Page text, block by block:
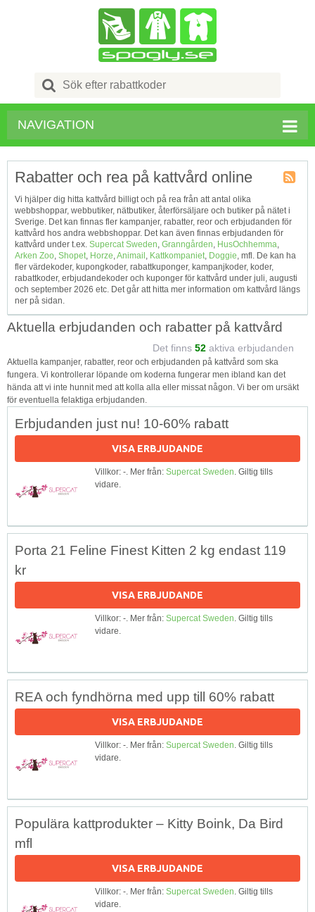
Search
for:
NAVIGATION
Tagg
RSS
Rabatter och rea på kattvård online
Vi hjälper dig hitta kattvård billigt och på rea från att antal olika
webbshoppar, webbutiker, nätbutiker, återförsäljare och butiker på nätet i
Sverige. Det kan finnas fler kampanjer, rabatter, reor och erbjudanden för
kattvård hos andra webbshoppar. Det kan även finnas erbjudanden för
kattvård under t.ex. Supercat Sweden, Granngården, HusOchhemma,
Arken Zoo, Shopet, Horze,Animail , Kattkompaniet, Doggie, mfl. De kan ha
fler värdekoder, kupongkoder, rabattkuponger, kampanjkoder, koder,
rabattkoder, erbjudandekoder och kuponger för kattvård under juli, augusti
och september 2026 etc. Det går att hitta mer information om kattvård längs
ner på sidan.
Aktuella erbjudanden och rabatter på kattvård
Det finns 52 aktiva erbjudanden
Aktuella kampanjer, rabatter, reor och erbjudanden på kattvård som ska
fungera. Vi kontrollerar löpande om koderna fungerar men ibland kan det
hända att vi inte hunnit med att kolla alla eller missat någon. Vi ber om ursäkt
för eventuella felaktiga erbjudanden.
Erbjudanden just nu! 10-60% rabatt
VISA ERBJUDANDE
Villkor: -. Mer från: Supercat Sweden. Giltig tills
vidare.
Porta 21 Feline Finest Kitten 2 kg endast 119
kr
VISA ERBJUDANDE
Villkor: -. Mer från: Supercat Sweden. Giltig tills
vidare.
REA och fyndhörna med upp till 60% rabatt
VISA ERBJUDANDE
Villkor: -. Mer från: Supercat Sweden. Giltig tills
vidare.
Populära kattprodukter – Kitty Boink, Da Bird
mfl
VISA ERBJUDANDE
Villkor: -. Mer från: Supercat Sweden. Giltig tills
vidare.